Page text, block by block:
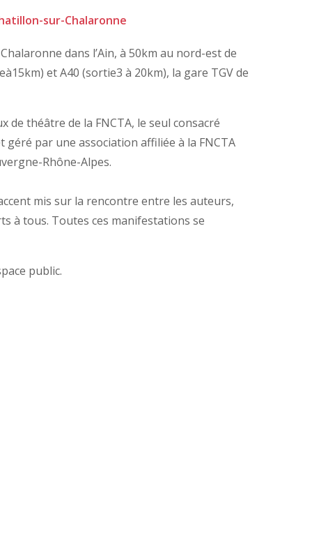
sur-Chalaronne
dans l’Ain, à 50km au nord-est de
et A40 (sortie3 à 20km), la gare TGV de
théâtre de la FNCTA, le seul consacré
par une association affiliée à la FNCTA
Rhône-Alpes.
mis sur la rencontre entre les auteurs,
à tous. Toutes ces manifestations se
public.